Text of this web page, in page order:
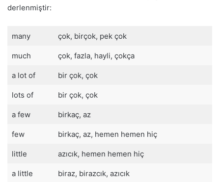
derlenmiştir:
many çok, birçok, pek çok
much çok, fazla, hayli, çokça
a lot of bir çok, çok
lots of bir çok, çok
a few birkaç, az
few birkaç, az, hemen hemen hiç
little azıcık, hemen hemen hiç
a little biraz, birazcık, azıcık